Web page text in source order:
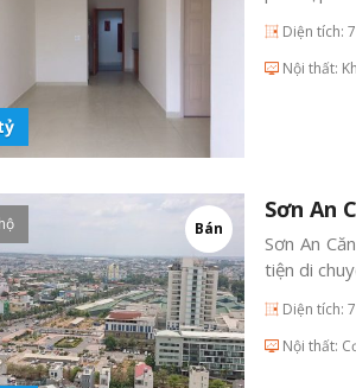
Diện tích:
Nội thất:
Bán
Sơn An
Sơn An
tiện di
Diện tích:
Nội thất: